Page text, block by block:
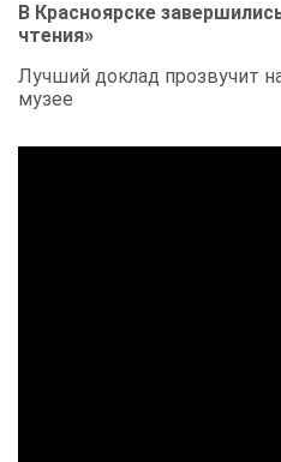
В Красноярске
чтения»
Лучший доклад прозвучит
музее